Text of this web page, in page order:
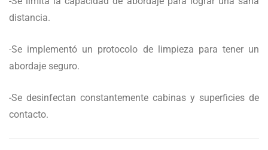
distancia.
-Se implementó un protocolo de limpieza para tener un
abordaje seguro.
-Se desinfectan constantemente cabinas y superficies de
contacto.